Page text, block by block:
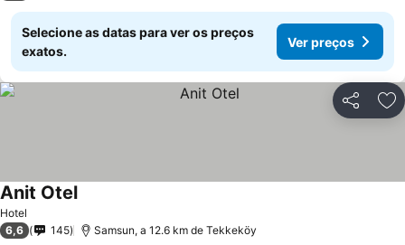
Selecione as datas para ver os preços
exatos.
Ver preços
Partilhar
Hotel
Anit Otel
6,6 145 Samsun, a 12.6 km de Tekkeköy